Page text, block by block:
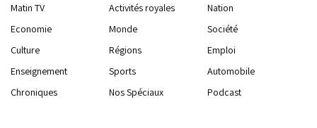
Matin TV Activités royales
Nation
Economie
Monde
Société
Culture
Régions
Emploi
Enseignement
Sports
Automobile
Chroniques
Nos Spéciaux Podcast